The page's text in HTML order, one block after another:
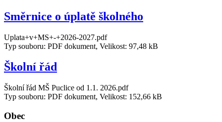
Směrnice o úplatě školného
Uplata+v+MS+-+2026-2027.pdf
Typ souboru: PDF dokument, Velikost: 97,48 kB
Školní řád
Školní řád MŠ Puclice od 1.1. 2026.pdf
Typ souboru: PDF dokument, Velikost: 152,66 kB
Obec